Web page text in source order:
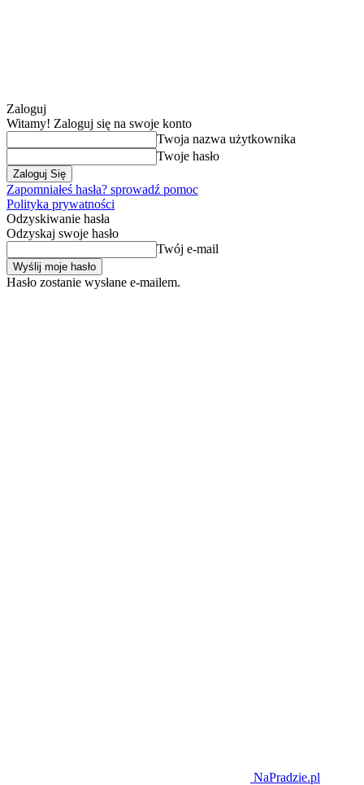
Zaloguj
Witamy! Zaloguj się na swoje konto
Twoja nazwa użytkownika
Twoje hasło
Zapomniałeś hasła? sprowadź pomoc
Polityka prywatności
Odzyskiwanie hasła
Odzyskaj swoje hasło
Twój e-mail
Hasło zostanie wysłane e-mailem.
NaPradzie.pl